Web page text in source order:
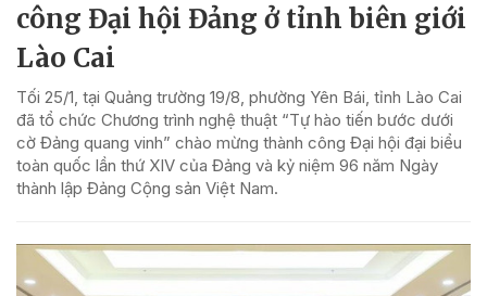
công Đại hội Đảng ở tỉnh biên giới
Lào Cai
Tối 25/1, tại Quảng trường 19/8, phường Yên Bái, tỉnh Lào Cai
đã tổ chức Chương trình nghệ thuật “Tự hào tiến bước dưới
cờ Đảng quang vinh” chào mừng thành công Đại hội đại biểu
toàn quốc lần thứ XIV của Đảng và kỷ niệm 96 năm Ngày
thành lập Đảng Cộng sản Việt Nam.